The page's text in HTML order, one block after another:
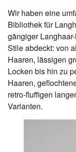
Wir haben eine
Bibliothek für
gängiger Langhaar-
Stile abdeckt: von
Haaren, lässigen
Locken bis hin zu
Haaren,
retro-fluffigen
Varianten.